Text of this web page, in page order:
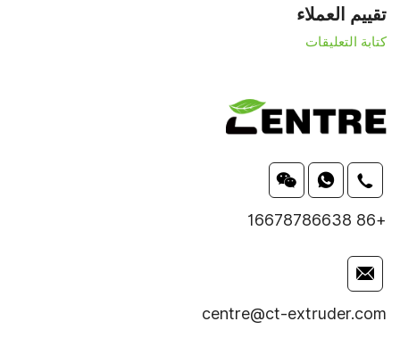
تقييم العملاء
كتابة التعليقات
+86 16678786638
centre@ct-extruder.com